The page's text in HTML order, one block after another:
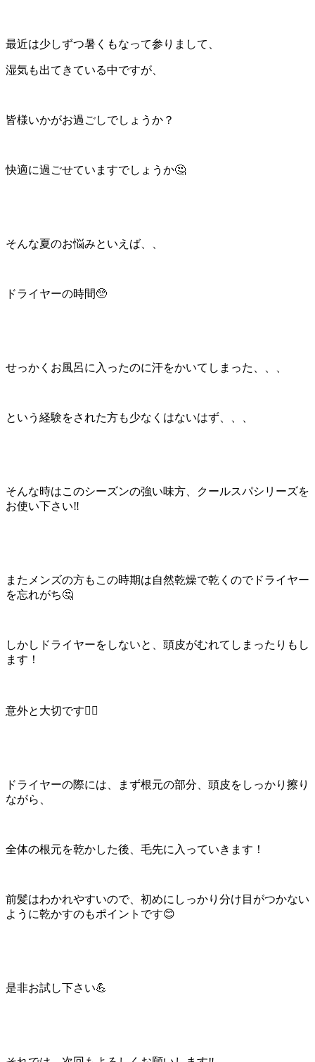
最近は少しずつ暑くもなって参りまして、
湿気も出てきている中ですが、
皆様いかがお過ごしでしょうか？
快適に過ごせていますでしょうか🤔
そんな夏のお悩みといえば、、
ドライヤーの時間🥺
せっかくお風呂に入ったのに汗をかいてしまった、、、
という経験をされた方も少なくはないはず、、、
そんな時はこのシーズンの強い味方、クールスパシリーズを
お使い下さい‼️
またメンズの方もこの時期は自然乾燥で乾くのでドライヤー
を忘れがち🤔
しかしドライヤーをしないと、頭皮がむれてしまったりもし
ます！
意外と大切です🙋‍♂️
ドライヤーの際には、まず根元の部分、頭皮をしっかり擦り
ながら、
全体の根元を乾かした後、毛先に入っていきます！
前髪はわかれやすいので、初めにしっかり分け目がつかない
ように乾かすのもポイントです😊
是非お試し下さい💪